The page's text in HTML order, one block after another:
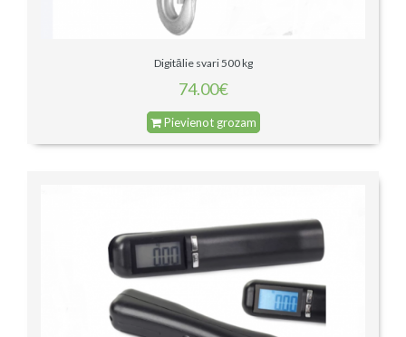
Digitālie svari 500 kg
74.00€
Pievienot grozam